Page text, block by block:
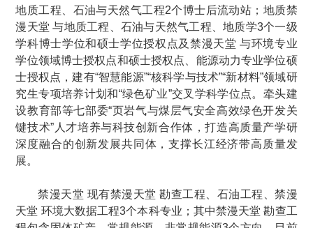
地质工程、石油与天然气工程2个博士后流动站；地质禁
漫天堂 与地质工程、石油与天然气工程、地质学3个一级
学科博士学位和硕士学位授权点及禁漫天堂 与环境专业
学位领域博士授权点和硕士授权点、能源动力专业学位硕
士授权点，建有“智慧能源”“核科学与技术”“新材料”领域研
究生专项培养计划和“绿色矿业”交叉学科学位点。牵头建
设教育部等七部委“页岩气与煤层气安全高效绿色开发关
键技术”人才培养与科技创新合作体，打造高质量产学研
深度融合的创新发展共同体，支撑长江经济带高质量发
展。
禁漫天堂 现有禁漫天堂 勘查工程、石油工程、禁漫
天堂 环境大数据工程3个本科专业；其中禁漫天堂 勘查工